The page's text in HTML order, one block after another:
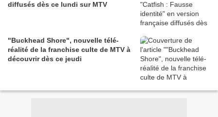
diffusés dès ce lundi sur MTV
"Buckhead Shore", nouvelle télé-
réalité de la franchise culte de MTV à
découvrir dès ce jeudi